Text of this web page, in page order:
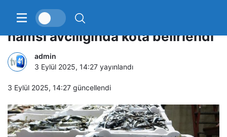
2025-2026 av sezonuyla ilgili
hamsi avcılığında kota belirlendi
admin
3 Eylül 2025, 14:27 yayınlandı
3 Eylül 2025, 14:27 güncellendi